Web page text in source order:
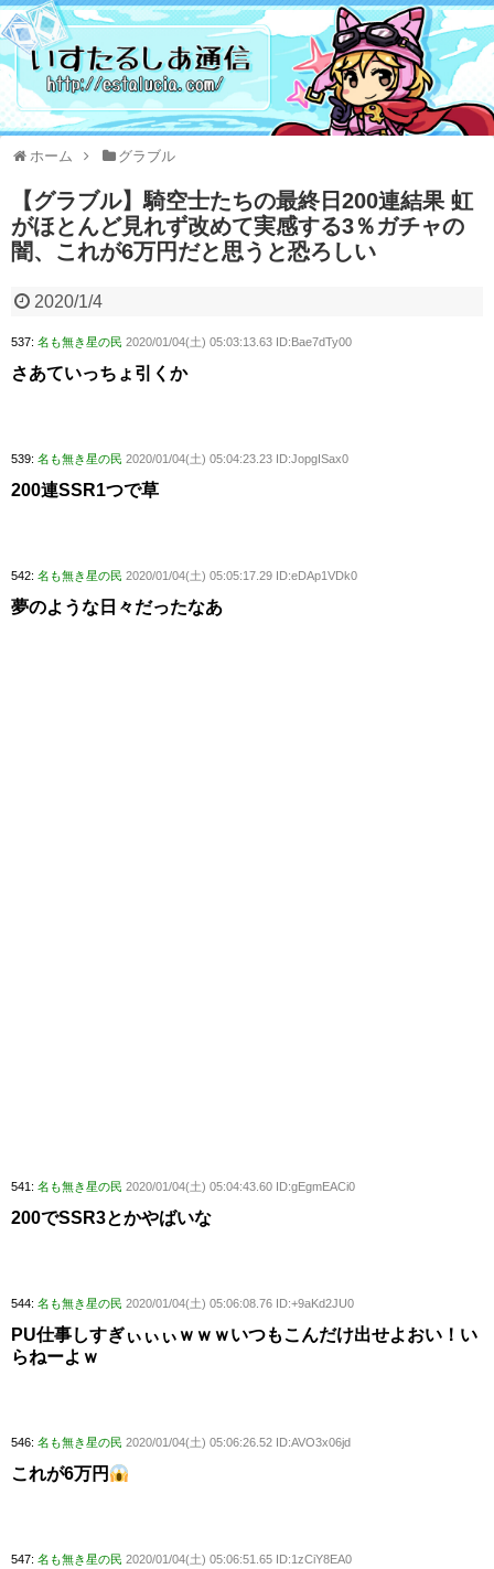
ホーム グラブル
【グラブル】騎空士たちの最終日200連結果 虹
がほとんど見れず改めて実感する3％ガチャの
闇、これが6万円だと思うと恐ろしい
2020/1/4
537: 名も無き星の民 2020/01/04(土) 05:03:13.63 ID:Bae7dTy00
さあていっちょ引くか
539: 名も無き星の民 2020/01/04(土) 05:04:23.23 ID:JopgISax0
200連SSR1つで草
542: 名も無き星の民 2020/01/04(土) 05:05:17.29 ID:eDAp1VDk0
夢のような日々だったなあ
541: 名も無き星の民 2020/01/04(土) 05:04:43.60 ID:gEgmEACi0
200でSSR3とかやばいな
544: 名も無き星の民 2020/01/04(土) 05:06:08.76 ID:+9aKd2JU0
PU仕事しすぎぃぃぃｗｗｗいつもこんだけ出せよおい！い
らねーよｗ
546: 名も無き星の民 2020/01/04(土) 05:06:26.52 ID:AVO3x06jd
これが6万円
547: 名も無き星の民 2020/01/04(土) 05:06:51.65 ID:1zCiY8EA0